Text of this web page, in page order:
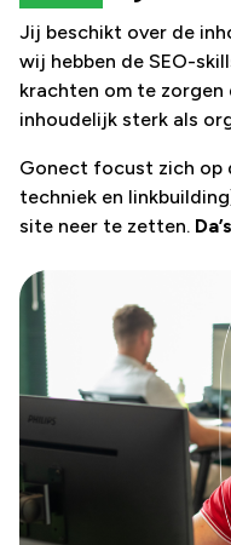
Jij beschikt over de
wij hebben de SEO-
krachten om te
inhoudelijk sterk als
Gonect focust zich op
techniek en
site neer te zetten.